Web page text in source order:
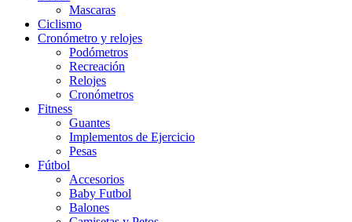
Mascaras
Ciclismo
Cronómetro y relojes
Podómetros
Recreación
Relojes
Cronómetros
Fitness
Guantes
Implementos de Ejercicio
Pesas
Fútbol
Accesorios
Baby Futbol
Balones